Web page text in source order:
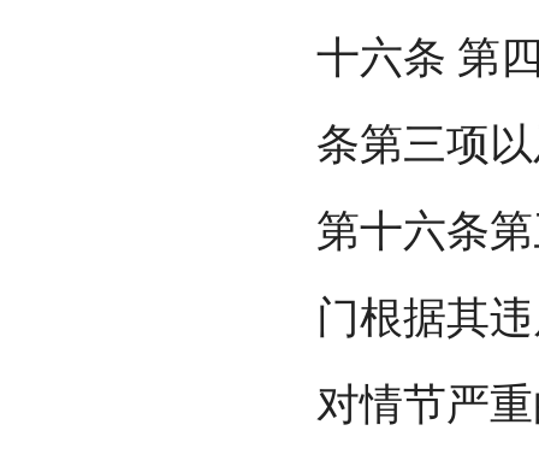
十六条 第
条第三项
第十六条
门根据其
对情节严